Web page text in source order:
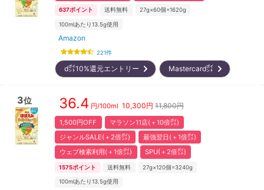
637ポイント 送料無料 27g×60個=1620g
100mlあたり13.5g使用
Amazon
221件
d㌽10%還元エントリー Mastercard㌽
3位 36.4 円/100ml 10,300円 11,800円
1,500円OFF
マラソン11店(＋10倍㌽)
ジャンルSALE(＋2倍㌽)
最強翌日(＋1倍㌽)
ウェブ検索利用(＋1倍㌽)
SPU(＋2倍㌽)
1575ポイント 送料無料 27g×120個=3240g
100mlあたり13.5g使用